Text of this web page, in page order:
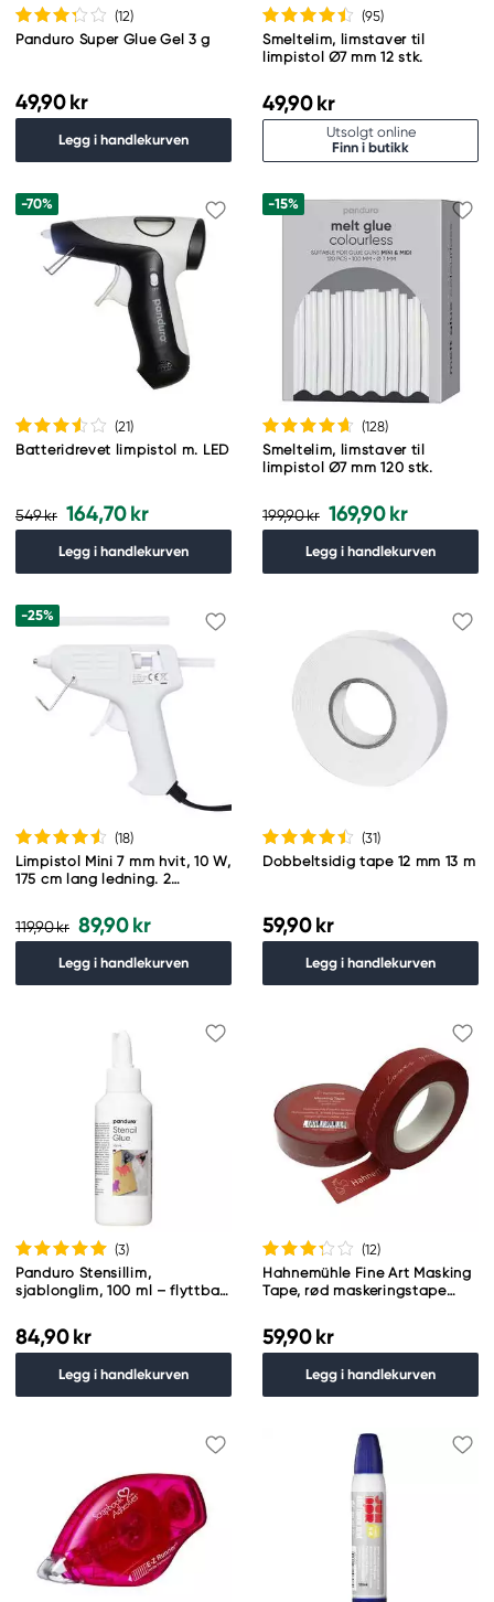
(12)
Panduro Super Glue Gel 3 g
49,90 kr
Legg i handlekurven
(95)
Smeltelim, limstaver til
limpistol Ø7 mm 12 stk.
49,90 kr
Utsolgt online
Finn i butikk
-70%
(21)
Batteridrevet limpistol m. LED
549 kr 164,70 kr
Legg i handlekurven
-15%
(128)
Smeltelim, limstaver til
limpistol Ø7 mm 120 stk.
199,90 kr 169,90 kr
Legg i handlekurven
-25%
(18)
Limpistol Mini 7 mm hvit, 10 W,
175 cm lang ledning. 2
119,90 kr 89,90 kr
Legg i handlekurven
(31)
Dobbeltsidig tape 12 mm 13 m
59,90 kr
Legg i handlekurven
(3)
Panduro Stensillim,
sjablonglim, 100 ml – flyttbart
84,90 kr
Legg i handlekurven
(12)
Hahnemühle Fine Art Masking
Tape, rød maskeringstape
59,90 kr
Legg i handlekurven